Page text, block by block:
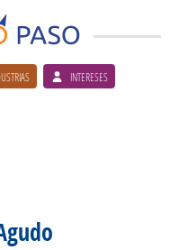
INTERESES